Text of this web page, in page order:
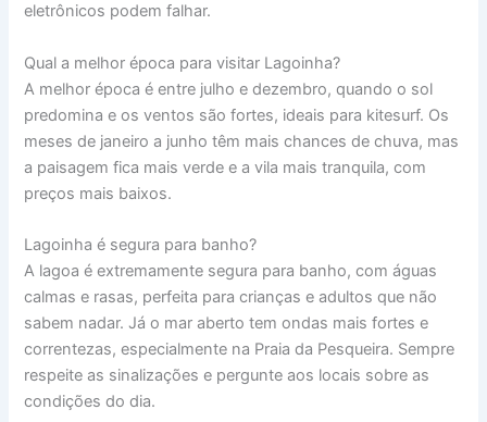
eletrônicos podem falhar.
Qual a melhor época para visitar Lagoinha?
A melhor época é entre julho e dezembro, quando o sol
predomina e os ventos são fortes, ideais para kitesurf. Os
meses de janeiro a junho têm mais chances de chuva, mas
a paisagem fica mais verde e a vila mais tranquila, com
preços mais baixos.
Lagoinha é segura para banho?
A lagoa é extremamente segura para banho, com águas
calmas e rasas, perfeita para crianças e adultos que não
sabem nadar. Já o mar aberto tem ondas mais fortes e
correntezas, especialmente na Praia da Pesqueira. Sempre
respeite as sinalizações e pergunte aos locais sobre as
condições do dia.